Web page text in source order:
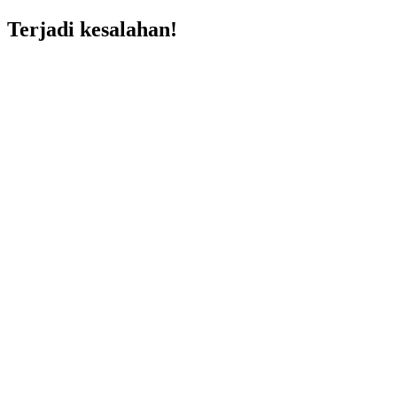
Terjadi kesalahan!